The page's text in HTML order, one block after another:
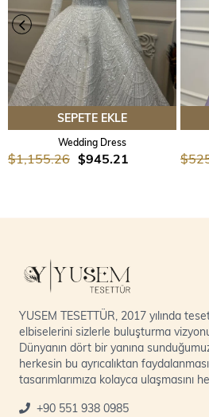
SEPETE EKLE
Wedding Dress
$945.21
$1,155.26
YUSEM TESETTÜR, 2017 yılında
elbiselerini sizlerle buluşturma
Dünyanın dört bir yanına
herkesin bu ayrıcalıktan
tasarımlarımıza kolayca ulaşmasını
+90 551 938 0985